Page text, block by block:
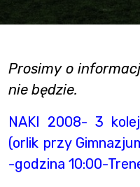
Prosimy o
nie będzie.
NAKI 2008- 3
(orlik przy
-godzina 10:00-